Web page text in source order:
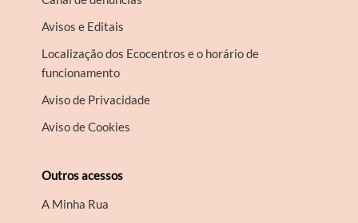
Avisos e Editais
Localização dos Ecocentros e o horário de
funcionamento
Aviso de Privacidade
Aviso de Cookies
Outros acessos
A Minha Rua